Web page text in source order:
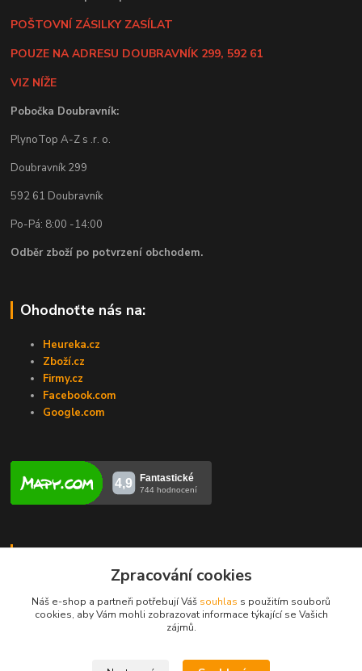
POŠTOVNÍ ZÁSILKY ZASÍLAT
POUZE NA ADRESU DOUBRAVNÍK 299, 592 61
VIZ NÍŽE
Pobočka Doubravník:
PlynoTop A-Z s .r. o.
Doubravník 299
592 61 Doubravník
Po-Pá: 8:00 -14:00
Odběr zboží po potvrzení obchodem.
Ohodnoťte nás na:
Heureka.cz
Zboží.cz
Firmy.cz
Facebook.com
Google.com
Kontakty
+420731448913
(Po-Pá, 8-14 hod.)
Zpracování cookies
Náš e-shop a partneři potřebují Váš souhlas s použitím souborů
cookies, aby Vám mohli zobrazovat informace týkající se Vašich
zájmů.